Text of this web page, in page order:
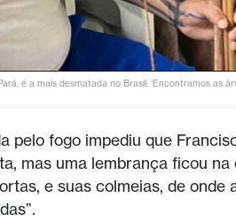
é a mais desmatada no Brasil: ‘Encontramos as
pelo fogo impediu que
mas uma lembrança ficou na
e suas colmeias, de onde